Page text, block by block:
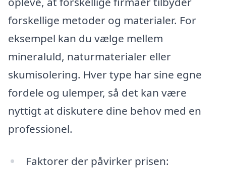
forskellige metoder og materialer. For
eksempel kan du vælge mellem
mineraluld, naturmaterialer eller
skumisolering. Hver type har sine egne
fordele og ulemper, så det kan være
nyttigt at diskutere dine behov med en
professionel.
Faktorer der påvirker prisen: